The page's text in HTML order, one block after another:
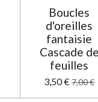
Boucles
d'oreilles
fantaisie
Cascade de
feuilles
3,50 €7,00 €